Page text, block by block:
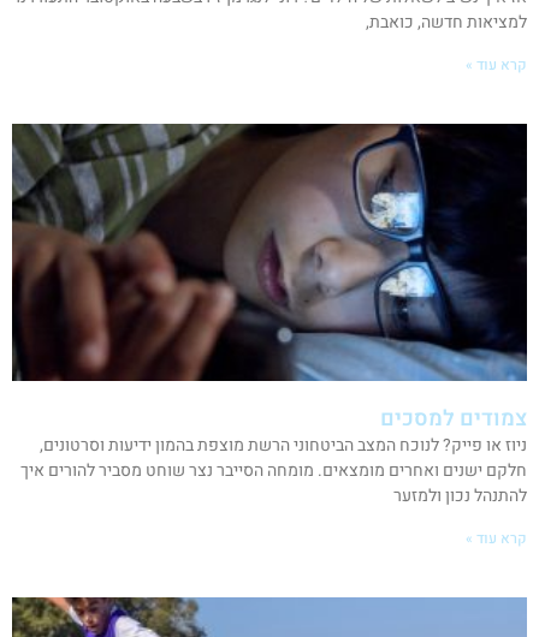
למציאות חדשה, כואבת,
קרא עוד »
צמודים למסכים
ניוז או פייק? לנוכח המצב הביטחוני הרשת מוצפת בהמון ידיעות וסרטונים,
חלקם ישנים ואחרים מומצאים. מומחה הסייבר נצר שוחט מסביר להורים איך
להתנהל נכון ולמזער
קרא עוד »